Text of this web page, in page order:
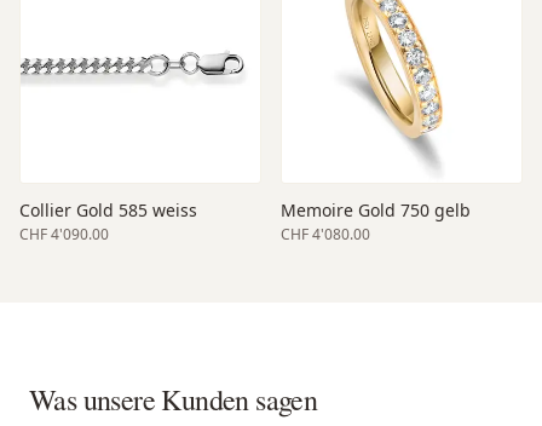
Collier Gold 585 weiss
CHF 4'090.00
Memoire Gold 750 gelb
CHF 4'080.00
Was unsere Kunden sagen